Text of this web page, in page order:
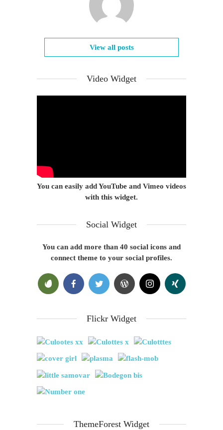
View all posts
Video Widget
You can easily add YouTube and Vimeo videos
with this widget.
Social Widget
You can add more than 40 social icons and
connect theme to your social profiles.
Flickr Widget
ThemeForest Widget